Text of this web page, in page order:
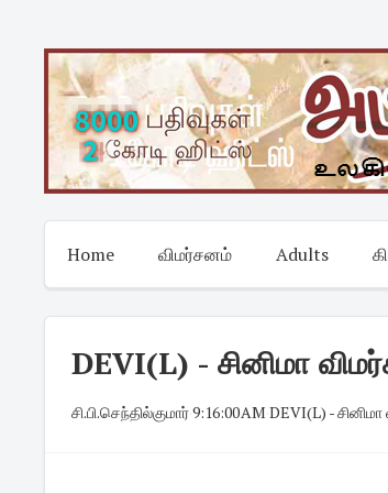
content
Home விமர்சனம் Adults
DEVI(L) - சினிமா
சி.பி.செந்தில்குமார்·9:16:00 AM ·DEVI(L) -